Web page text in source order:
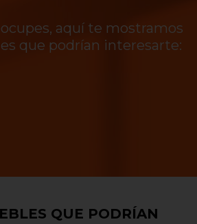
aquí te mostramos
que podrían interesarte:
QUE PODRÍAN